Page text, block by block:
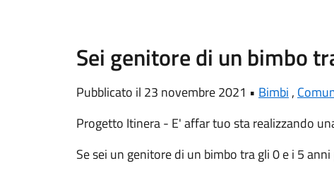
Sei genitore di un bimbo
Pubblicato il 23 novembre 2021 • Bimbi ,
Progetto Itinera - E' affar tuo sta realizzando
Se sei un genitore di un bimbo tra gli 0 e i 5